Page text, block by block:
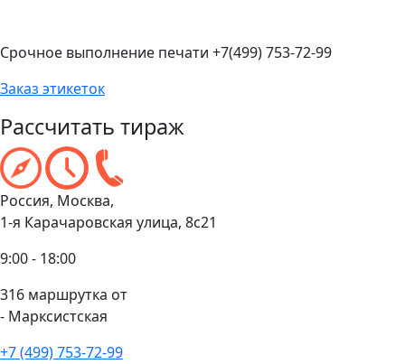
Срочное выполнение печати +7(499) 753-72-99
Заказ этикеток
Рассчитать тираж
Россия, Москва,
1-я Карачаровская улица, 8с21
9:00 - 18:00
316 маршрутка от
- Марксистская
+7 (499) 753-72-99